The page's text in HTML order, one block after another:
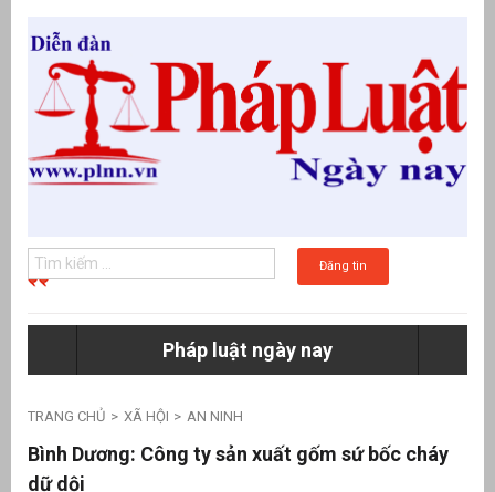
Đăng tin
Pháp luật ngày nay
TRANG CHỦ XÃ HỘI AN NINH
Bình Dương: Công ty sản xuất gốm sứ bốc cháy
dữ dội